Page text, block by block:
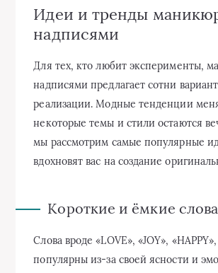
Идеи и тренды
надписями
Для тех, кто любит эксперименты,
надписями предлагает сотни
реализации. Модные тенденции
некоторые темы и стили остаются
мы рассмотрим самые популярные
вдохновят вас на создание
Короткие и ёмкие слова
Слова вроде «LOVE», «JOY»,
популярны из-за своей ясности и